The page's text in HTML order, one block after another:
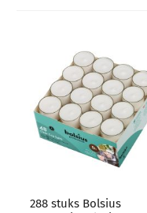
288 stuks Bolsius